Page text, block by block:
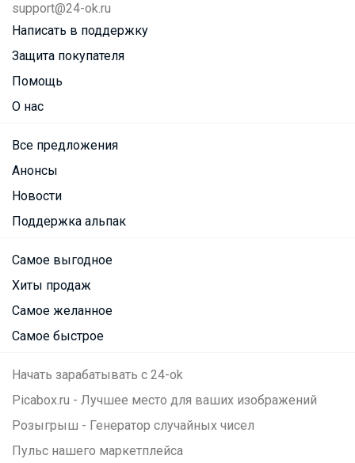
support@24-ok.ru
Написать в поддержку
Защита покупателя
Помощь
О нас
Все предложения
Анонсы
Новости
Поддержка альпак
Самое выгодное
Хиты продаж
Самое желанное
Самое быстрое
Начать зарабатывать с 24-ok
Picabox.ru - Лучшее место для ваших изображений
Розыгрыш - Генератор случайных чисел
Пульс нашего маркетплейса